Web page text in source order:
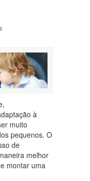
à
muito
pequenos. O
de
melhor
montar uma